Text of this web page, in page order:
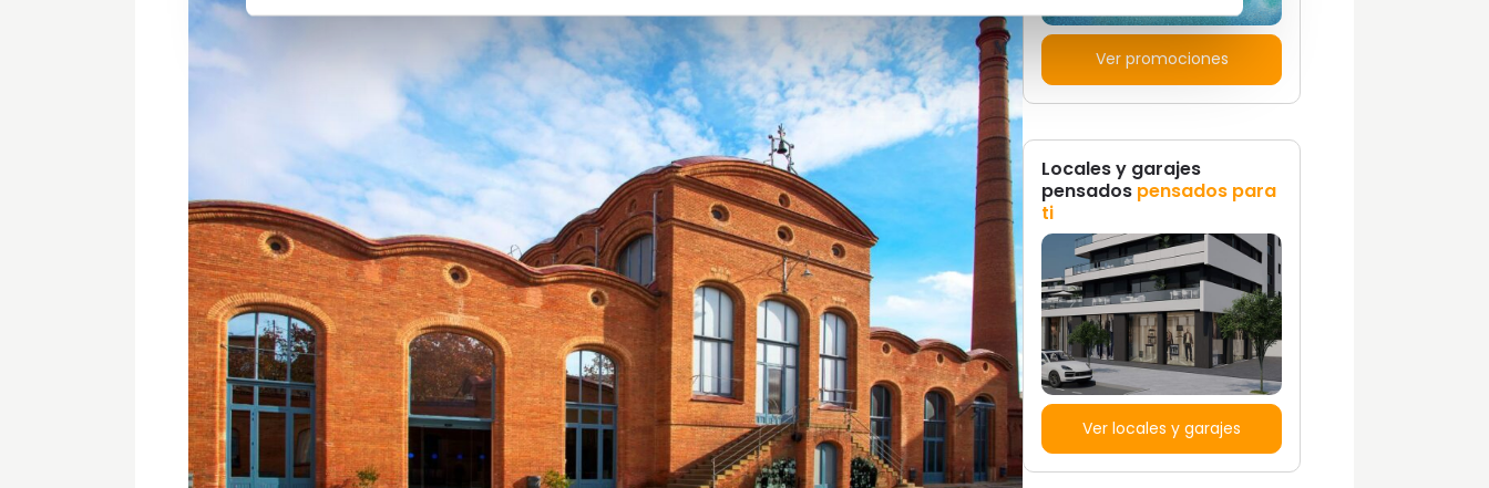
Ver promociones
Locales y garajes
pensados pensados para
ti
Ver locales y garajes